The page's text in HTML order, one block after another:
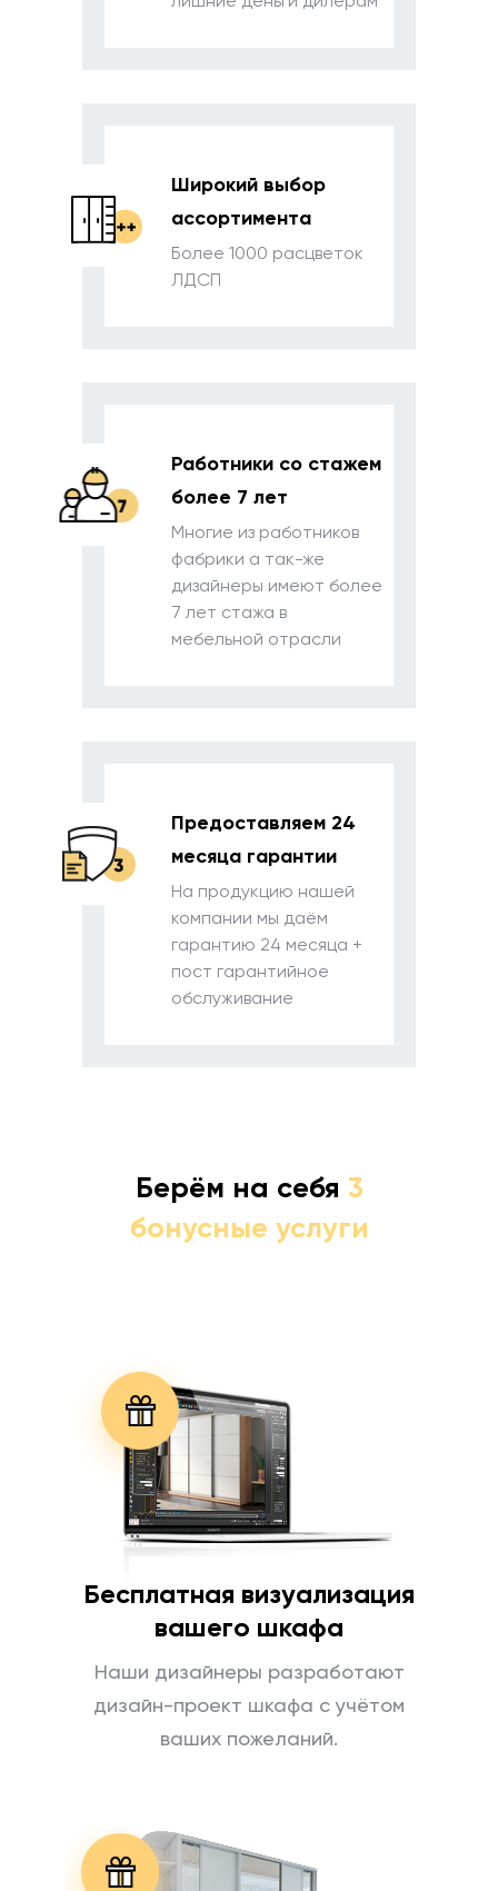
Широкий выбор
ассортимента
Более 1000 расцветок
ЛДСП
Работники со стажем
более 7 лет
Многие из работников
фабрики а так-же
дизайнеры имеют более
7 лет стажа в
мебельной отрасли
Предоставляем 24
месяца гарантии
На продукцию нашей
компании мы даём
гарантию 24 месяца +
пост гарантийное
обслуживание
Берём на себя 3
бонусные услуги
Бесплатная визуализация
вашего шкафа
Наши дизайнеры разработают
дизайн-проект шкафа с учётом
ваших пожеланий.